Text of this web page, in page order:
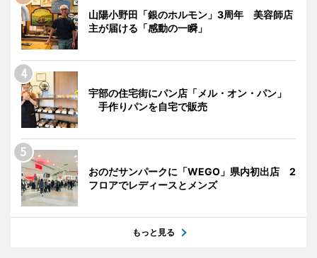
山陽小野田「銀のホルモン」3周年 美容師店
主が届ける「感動の一瞬」
宇部の住宅街にパン店「メル・オン・パン」
手作りパンを自宅で販売
おのだサンパークに「WEGO」県内初出店 2
フロアでレディースとメンズ
もっと見る